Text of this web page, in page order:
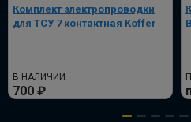
Комплект электропроводки
для ТСУ 7 контактная Koffer
В НАЛИЧИИ
700 ₽